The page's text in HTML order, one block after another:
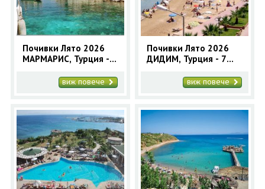
Почивки Лято 2026
МАРМАРИС, Турция - 9
програмавиж повече
Почивки Лято 2026
ДИДИМ, Турция - 7
програмавиж повече